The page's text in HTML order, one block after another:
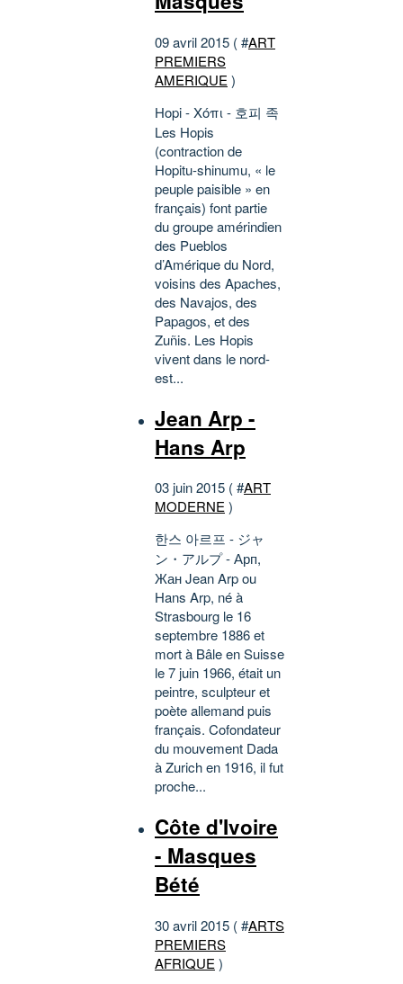
09 avril 2015 ( #ART
PREMIERS
AMERIQUE )
Hopi - Χόπι - 호피 족
Les Hopis
(contraction de
Hopitu-shinumu, « le
peuple paisible » en
français) font partie
du groupe amérindien
des Pueblos
d’Amérique du Nord,
voisins des Apaches,
des Navajos, des
Papagos, et des
Zuñis. Les Hopis
vivent dans le nord-
est...
Jean Arp -
Hans Arp
03 juin 2015 ( #ART
MODERNE)
한스 아르프 - ジャ
ン・アルプ - Арп,
Жан Jean Arp ou
Hans Arp, né à
Strasbourg le 16
septembre 1886 et
mort à Bâle en Suisse
le 7 juin 1966, était un
peintre, sculpteur et
poète allemand puis
français. Cofondateur
du mouvement Dada
à Zurich en 1916, il fut
proche...
Côte d'Ivoire
- Masques
Bété
30 avril 2015 ( #ARTS
PREMIERS
AFRIQUE )